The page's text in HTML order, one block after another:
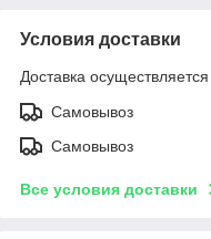
Условия доставки
Доставка
Самовывоз
Самовывоз
Все условия доставки